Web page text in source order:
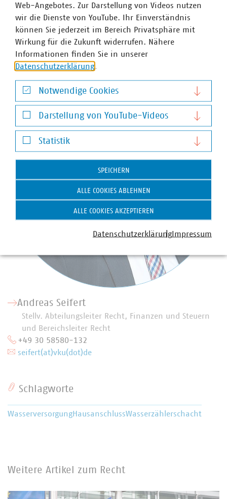
ungenutzt versickerte.
Ansprechpartner
Andreas Seifert
Stellv. Abteilungsleiter Recht, Finanzen und Steuern
und Bereichsleiter Recht
+49 30 58580-132
seifert(at)vku(dot)de
Schlagworte
WasserversorgungHausanschlussWasserzählerschacht
Weitere Artikel zum Recht
Web-Angebotes. Zur Darstellung von Videos nutzen
wir die Dienste von YouTube. Ihr Einverständnis
können Sie jederzeit im Bereich Privatsphäre mit
Wirkung für die Zukunft widerrufen. Nähere
Informationen finden Sie in unserer
Datenschutzerklärung
Notwendige Cookies
Notwendige Cookies
Darstellung von YouTube-Videos
Darstellung von YouTube-Videos
Statistik
Statistik
SPEICHERN
ALLE COOKIES ABLEHNEN
ALLE COOKIES AKZEPTIEREN
DatenschutzerklärungImpressum